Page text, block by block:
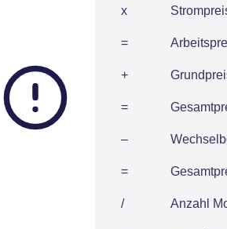
x
=
+
=
–
=
/ Anzahl